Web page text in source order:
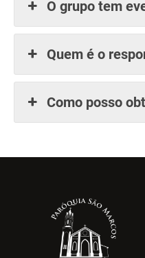
O grupo tem
Quem é o
Como posso